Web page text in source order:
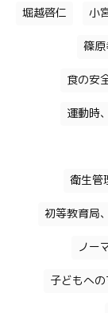
堀越啓仁 小
篠
食の安
運動時
衛生管
初等教育局
ノー
子どもへの